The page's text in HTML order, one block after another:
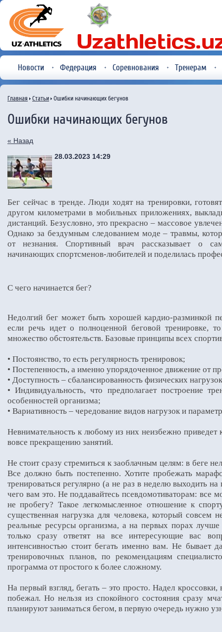
Новости Федерация Соревнования Тренерам
Главная Статьи Ошибки начинающих бегунов
Ошибки начинающих бегунов
« Назад
28.03.2023 14:29
Бег сейчас в тренде. Люди ходят на тренировки,
другом километрами в мобильных приложениях,
дистанций. Безусловно, это прекрасно – массовое
Однако за бездумным следованием моде – травмы,
от незнания. Спортивный врач рассказывает о
начинающих спортсменов-любителей и поделилась
С чего начинается бег?
Недолгий бег может быть хорошей кардио-разминкой
если речь идет о полноценной беговой тренировке,
множество обстоятельств. Базовые принципы всех
• Постоянство, то есть регулярность тренировок;
• Постепенность, а именно упорядоченное движение от
• Доступность – сбалансированность физических
• Индивидуальность, что предполагает построение
особенностей организма;
• Вариативность – чередование видов нагрузок и
Невнимательность к любому из них неизбежно приведет
вовсе прекращению занятий.
Не стоит сразу стремиться к заоблачным целям: в беге
Все должно быть постепенно. Хотите пробежать
тренироваться регулярно (а не раз в неделю выходить
чего вам это. Не поддавайтесь псевдомотиваторам: все
не пробегу? Такое легкомысленное отношение к
существенная нагрузка для человека, который совсем
реальные ресурсы организма, а на первых порах
только сразу ответят на все интересующие вас
интенсивностью стоит бегать именно вам. Не бывает
тренировочных планов, по рекомендациям
программа от простого к более сложному.
На первый взгляд, бегать – это просто. Надел
побежал. Но нельзя из спокойного состояния сразу
планируют заниматься бегом, в первую очередь нужно